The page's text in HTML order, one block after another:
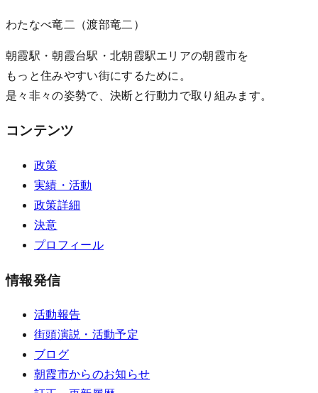
わたなべ竜二 （渡部竜二）
朝霞駅・朝霞台駅・北朝霞駅エリアの朝霞市を
もっと住みやすい街にするために。
是々非々の姿勢で、決断と行動力で取り組みます。
コンテンツ
政策
実績・活動
政策詳細
決意
プロフィール
情報発信
活動報告
街頭演説・活動予定
ブログ
朝霞市からのお知らせ